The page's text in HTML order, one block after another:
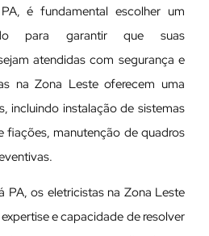
é fundamental escolher um
para garantir que suas
atendidas com segurança e
na Zona Leste oferecem uma
incluindo instalação de sistemas
fiações, manutenção de quadros
PA, os eletricistas na Zona Leste
e capacidade de resolver